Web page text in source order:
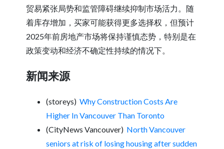
贸易紧张局势和监管障碍继续抑制市场活力。随
着库存增加，买家可能获得更多选择权，但预计
2025年前房地产市场将保持谨慎态势，特别是在
政策变动和经济不确定性持续的情况下。
新闻来源
(storeys)Why Construction Costs Are
Higher In Vancouver Than Toronto
(CityNews Vancouver) North Vancouver
seniors at risk of losing housing after sudden